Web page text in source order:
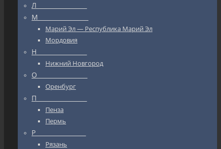
Л_________________
М_________________
Марий Эл — Республика Марий Эл
Мордовия
Н_________________
Нижний Новгород
О_________________
Оренбург
П_________________
Пенза
Пермь
Р_________________
Рязань